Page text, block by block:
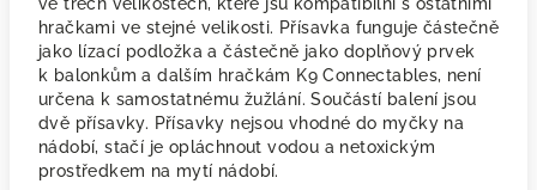
hračkami ve stejné velikosti. Přísavka funguje částečně
jako lízací podložka a částečně jako doplňový prvek
k balonkům a dalším hračkám K9 Connectables, není
určena k samostatnému žužlání. Součástí balení jsou
dvě přísavky. Přísavky nejsou vhodné do myčky na
nádobí, stačí je opláchnout vodou a netoxickým
prostředkem na mytí nádobí.